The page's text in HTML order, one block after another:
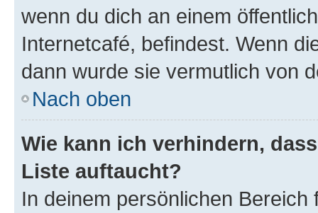
wenn du dich an einem
Internetcafé, befindest. Wenn
dann wurde sie vermutlich von
Nach oben
Wie kann ich verhindern,
Liste auftaucht?
In deinem persönlichen